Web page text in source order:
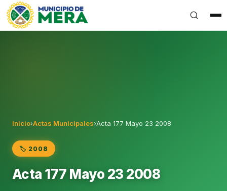
Gobierno Autónomo Descentralizado Municipal del
Inicio›Actas Municipales›Acta 177 Mayo 23 2008
🏷️ 2008
Acta 177 Mayo 23 2008